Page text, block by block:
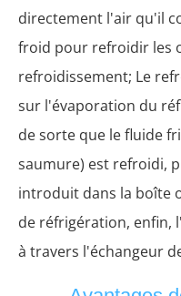
directement l'air qu'il
froid pour refroidir les
refroidissement; Le
sur l'évaporation du
de sorte que le fluide
saumure) est refroidi,
introduit dans la boîte
de réfrigération, enfin,
à travers l'échangeur